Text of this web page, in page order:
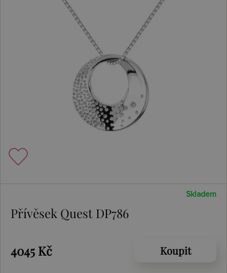
Skladem
Přívěsek Quest DP786
4045 Kč Koupit